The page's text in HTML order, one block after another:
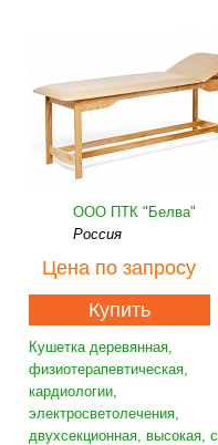
ООО ПТК "Белва"
Россия
Цена по запросу
Купить
Кушетка деревянная,
физиотерапевтическая,
кардиологии,
электросветолечения,
двухсекционная, высокая, с